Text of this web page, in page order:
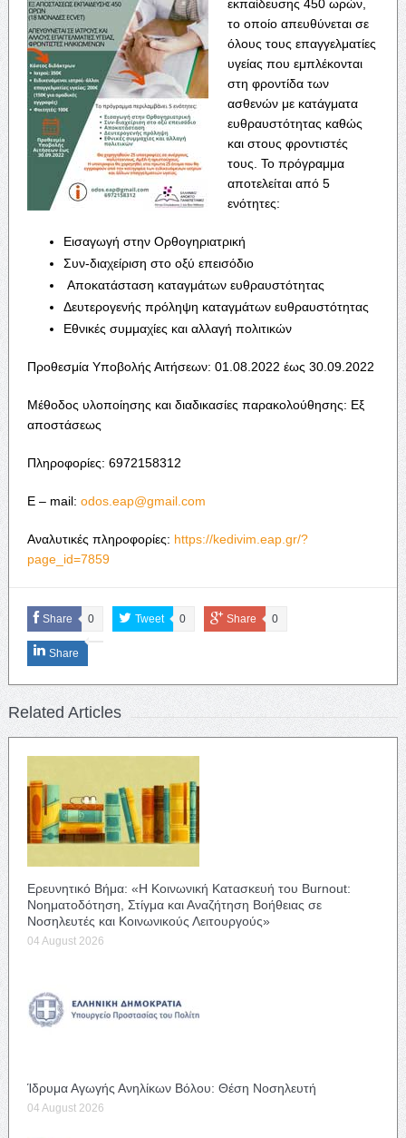
εκπαίδευσης 450 ωρών,
το οποίο απευθύνεται σε
όλους τους επαγγελματίες
υγείας που εμπλέκονται
στη φροντίδα των
ασθενών με κατάγματα
ευθραυστότητας καθώς
και στους φροντιστές
τους. Το πρόγραμμα
αποτελείται από 5
ενότητες:
Εισαγωγή στην Ορθογηριατρική
Συν-διαχείριση στο οξύ επεισόδιο
Αποκατάσταση καταγμάτων ευθραυστότητας
Δευτερογενής πρόληψη καταγμάτων ευθραυστότητας
Εθνικές συμμαχίες και αλλαγή πολιτικών
Προθεσμία Υποβολής Αιτήσεων: 01.08.2022 έως 30.09.2022
Μέθοδος υλοποίησης και διαδικασίες παρακολούθησης: Εξ
αποστάσεως
Πληροφορίες: 6972158312
E – mail: odos.eap@gmail.com
Αναλυτικές πληροφορίες: https://kedivim.eap.gr/?
page_id=7859
Share 0 Tweet 0 Share 0
Share
Related Articles
Ερευνητικό Βήμα: «Η Κοινωνική Κατασκευή του Burnout:
Νοηματοδότηση, Στίγμα και Αναζήτηση Βοήθειας σε
Νοσηλευτές και Κοινωνικούς Λειτουργούς»
04 August 2026
Ίδρυμα Αγωγής Ανηλίκων Βόλου: Θέση Νοσηλευτή
04 August 2026